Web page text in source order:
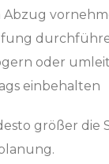
Abzug
oder
einbehalten
größer